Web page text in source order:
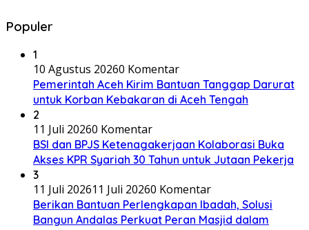
Populer
1
10 Agustus 20260 Komentar
Pemerintah Aceh Kirim Bantuan Tanggap Darurat
untuk Korban Kebakaran di Aceh Tengah
2
11 Juli 20260 Komentar
BSI dan BPJS Ketenagakerjaan Kolaborasi Buka
Akses KPR Syariah 30 Tahun untuk Jutaan Pekerja
3
11 Juli 202611 Juli 20260 Komentar
Berikan Bantuan Perlengkapan Ibadah, Solusi
Bangun Andalas Perkuat Peran Masjid dalam